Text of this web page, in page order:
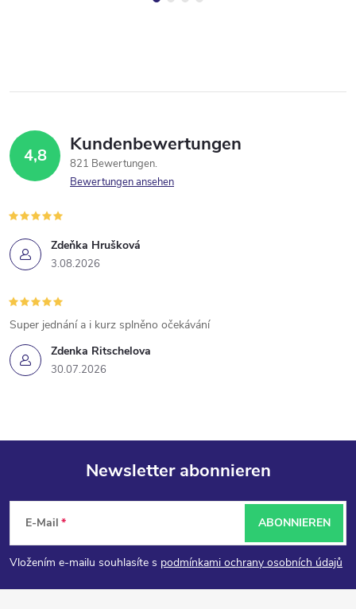
4,8 Kundenbewertungen
821 Bewertungen
Bewertungen ansehen
Zdeňka Hrušková
3.08.2026
Zdenka Ritschelova
30.07.2026
Super jednání a i kurz splněno očekávání
F
u
ß
Newsletter abonnieren
E-Mail
Vložením e-mailu souhlasíte s podmínkami ochrany osobních údajů
ABONNIEREN